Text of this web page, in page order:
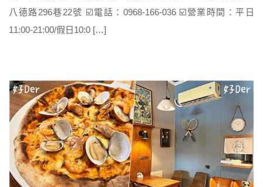
八德路296巷22號 ☑️電話：0968-166-036 ☑️營業時間：平日
11:00-21:00/假日10:0 […]